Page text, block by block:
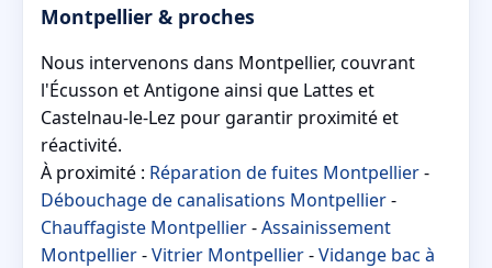
Montpellier & proches
Nous intervenons dans Montpellier, couvrant
l'Écusson et Antigone ainsi que Lattes et
Castelnau-le-Lez pour garantir proximité et
réactivité.
À proximité : Réparation de fuites Montpellier-
Débouchage de canalisations Montpellier-
Chauffagiste Montpellier-Assainissement
Montpellier-Vitrier Montpellier-Vidange bac à